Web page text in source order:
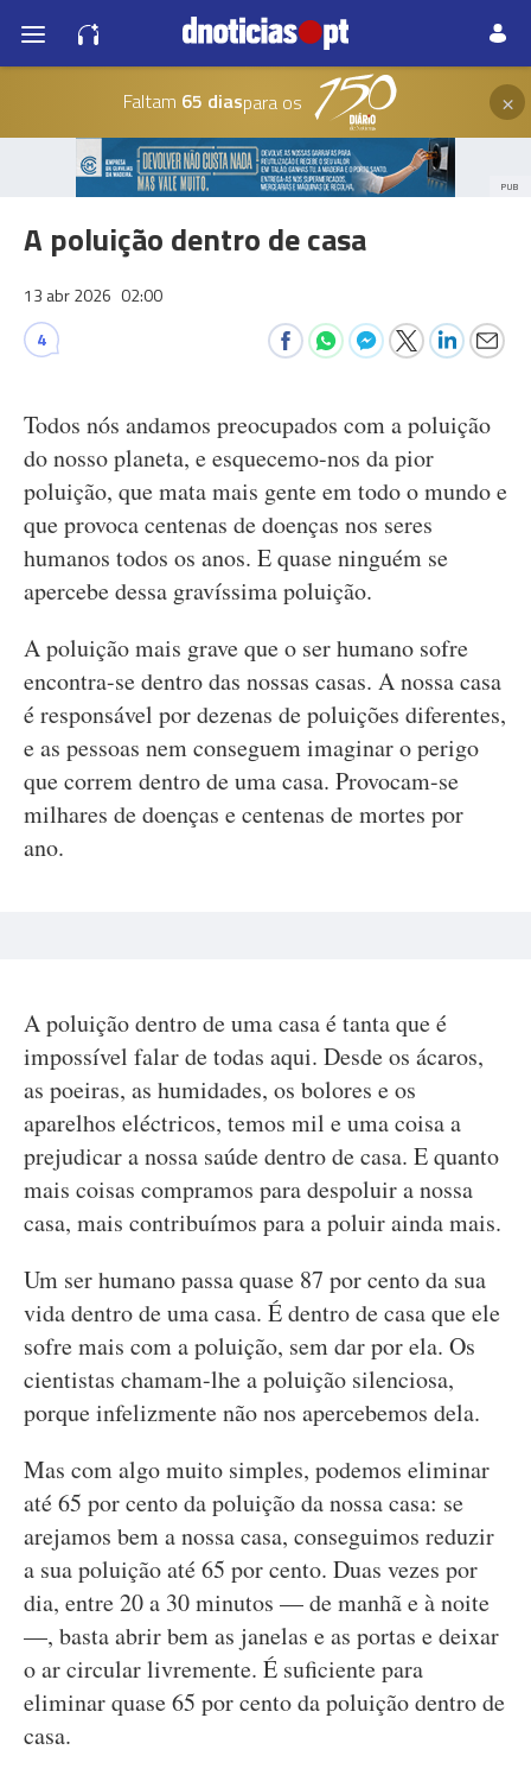
Faltam 65 diaspara os ×
PUB
A poluição dentro de casa
13 abr 2026 02:00
4
Todos nós andamos preocupados com a poluição
do nosso planeta, e esquecemo-nos da pior
poluição, que mata mais gente em todo o mundo e
que provoca centenas de doenças nos seres
humanos todos os anos. E quase ninguém se
apercebe dessa gravíssima poluição.
A poluição mais grave que o ser humano sofre
encontra-se dentro das nossas casas. A nossa casa
é responsável por dezenas de poluições diferentes,
e as pessoas nem conseguem imaginar o perigo
que correm dentro de uma casa. Provocam-se
milhares de doenças e centenas de mortes por
ano.
A poluição dentro de uma casa é tanta que é
impossível falar de todas aqui. Desde os ácaros,
as poeiras, as humidades, os bolores e os
aparelhos eléctricos, temos mil e uma coisa a
prejudicar a nossa saúde dentro de casa. E quanto
mais coisas compramos para despoluir a nossa
casa, mais contribuímos para a poluir ainda mais.
Um ser humano passa quase 87 por cento da sua
vida dentro de uma casa. É dentro de casa que ele
sofre mais com a poluição, sem dar por ela. Os
cientistas chamam-lhe a poluição silenciosa,
porque infelizmente não nos apercebemos dela.
Mas com algo muito simples, podemos eliminar
até 65 por cento da poluição da nossa casa: se
arejamos bem a nossa casa, conseguimos reduzir
a sua poluição até 65 por cento. Duas vezes por
dia, entre 20 a 30 minutos — de manhã e à noite
—, basta abrir bem as janelas e as portas e deixar
o ar circular livremente. É suficiente para
eliminar quase 65 por cento da poluição dentro de
casa.